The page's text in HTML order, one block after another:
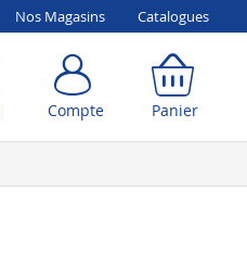
Nos Magasins Catalogues
Compte Panier
Panier